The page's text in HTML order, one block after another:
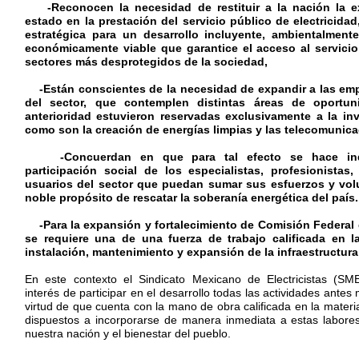
-Reconocen la necesidad de restituir a la nación la
estado en la prestación del servicio público de
estratégica para un desarrollo incluyente,
económicamente viable que garantice el acceso al
sectores más desprotegidos de la sociedad,
-Están conscientes de la necesidad de expandir a las
del sector, que contemplen distintas áreas de
anterioridad estuvieron reservadas exclusivamente a la
como son la creación de energías limpias y las
-Concuerdan en que para tal efecto se hace
participación social de los especialistas, profesionistas,
usuarios del sector que puedan sumar sus esfuerzos y
noble propósito de rescatar la soberanía energética del país.
-Para la expansión y fortalecimiento de Comisión Federal
se requiere una de una fuerza de trabajo calificada en
instalación, mantenimiento y expansión de la
En este contexto el Sindicato Mexicano de Electricistas
interés de participar en el desarrollo todas las actividades antes
virtud de que cuenta con la mano de obra calificada en la
dispuestos a incorporarse de manera inmediata a estas
nuestra nación y el bienestar del pueblo.